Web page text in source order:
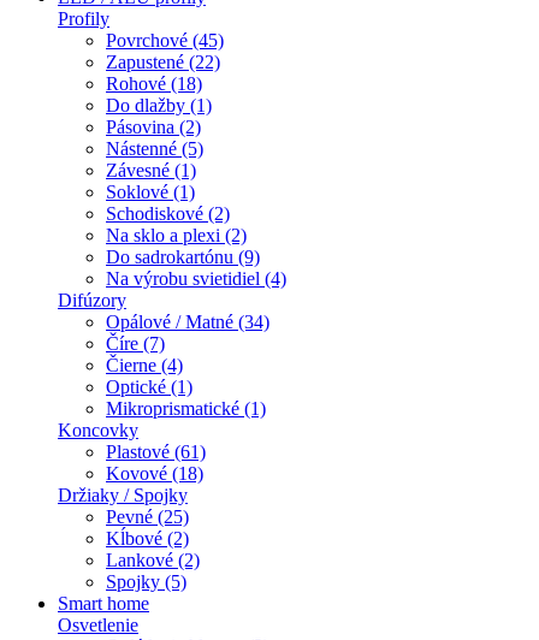
Profily
Povrchové (45)
Zapustené (22)
Rohové (18)
Do dlažby (1)
Pásovina (2)
Nástenné (5)
Závesné (1)
Soklové (1)
Schodiskové (2)
Na sklo a plexi (2)
Do sadrokartónu (9)
Na výrobu svietidiel (4)
Difúzory
Opálové / Matné (34)
Číre (7)
Čierne (4)
Optické (1)
Mikroprismatické (1)
Koncovky
Plastové (61)
Kovové (18)
Držiaky / Spojky
Pevné (25)
Kĺbové (2)
Lankové (2)
Spojky (5)
Smart home
Osvetlenie